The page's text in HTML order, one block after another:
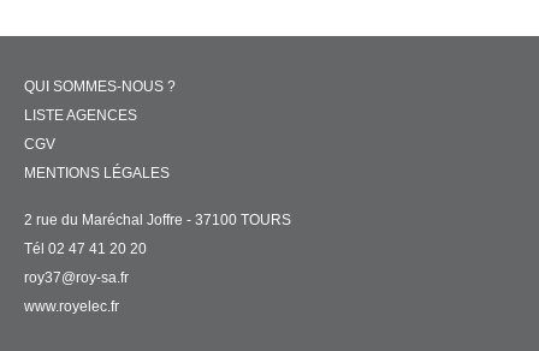
QUI SOMMES-NOUS ?
LISTE AGENCES
CGV
MENTIONS LÉGALES
2 rue du Maréchal Joffre - 37100 TOURS
Tél 02 47 41 20 20
roy37@roy-sa.fr
www.royelec.fr